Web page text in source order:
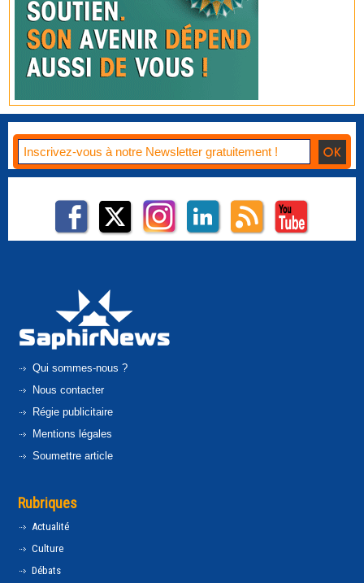
Qui sommes-nous ?
Nous contacter
Régie publicitaire
Mentions légales
Soumettre article
Rubriques
Actualité
Culture
Débats